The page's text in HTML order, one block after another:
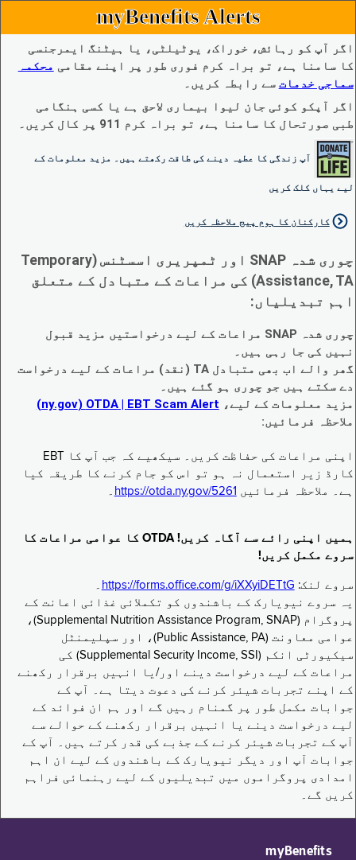
myBenefits Alerts
اگر آپ کو رہائش، خوراک، یوٹیلٹی، یا ہیٹنگ ایمرجنسی
کا سامنا ہے، تو براہ کرم فوری طور پر اپنے مقامی محکمہ
سماجی خدمات سے رابطہ کریں۔
اگر آپکو کوئی جان لیوا بیماری لاحق ہے یا کسی ہنگامی
طبی صورتحال کا سامنا ہے، تو براہ کرم 911 پر کال کریں۔
آپ زندگی کا عطیہ دینے کی طاقت رکھتے ہیں۔ مزید معلومات کے
لیے یہاں کلک کریں
کارکنان کا ہوم پیج ملاحظہ کریں
چوری شدہ SNAP اور ٹمپریری اسسٹنس (Temporary
Assistance, TA) کی مراعات کے متبادل کے متعلق
اہم تبدیلیاں:
چوری شدہ SNAP مراعات کے لیے درخواستیں مزید قبول
نہیں کی جا رہی ہیں۔
گھر والے اب بھی متبادل TA (نقد) مراعات کے لیے درخواست
دے سکتے ہیں جو چوری ہو گئے ہیں۔
مزید معلومات کے لیے، EBT Scam Alert ‏| OTDA ‏(ny.gov)
ملاحظہ فرمائیں:
اپنی مراعات کی حفاظت کریں۔ سیکھیے کہ جب آپ کا EBT
کارڈ زیر استعمال نہ ہو تو اس کو جام کرنے کا طریقہ کیا
ہے۔ ملاحظہ فرمائیں https://otda.ny.gov/5261 ۔
ہمیں اپنی رائے سے آگاہ کریں! OTDA کا عوامی مراعات کا
سروے مکمل کریں!
سروے لنک: https://forms.office.com/g/iXXyiDETtG ۔
یہ سروے نیویارک کے باشندوں کو تکملائی غذائی اعانت کے
پروگرام (Supplemental Nutrition Assistance Program, SNAP)،
عوامی معاونت (Public Assistance, PA)، اور سپلیمنٹل
سیکیورٹی انکم (Supplemental Security Income, SSI) کی
مراعات کے لیے درخواست دینے اور/یا انہیں برقرار رکھنے
کے اپنے تجربات شیئر کرنے کی دعوت دیتا ہے۔ آپ کے
جوابات مکمل طور پر گمنام رہیں گے اور ہم ان فوائد کے
لیے درخواست دینے یا انہیں برقرار رکھنے کے حوالے سے
آپ کے تجربات شیئر کرنے کے جذبے کی قدر کرتے ہیں۔ آپ کے
جوابات آپ اور دیگر نیویارک کے باشندوں کے لیے ان اہم
امدادی پروگراموں میں تبدیلیوں کے لیے رہنمائی فراہم
کریں گے۔
myBenefits